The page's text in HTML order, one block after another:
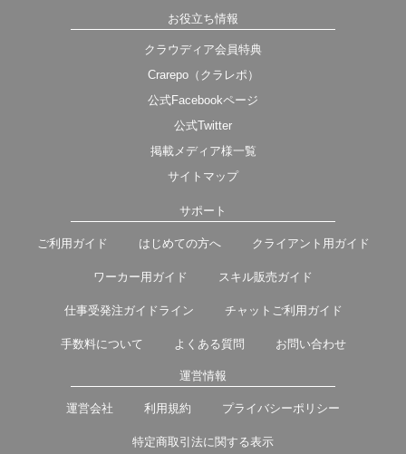
お役立ち情報
クラウディア会員特典
Crarepo（クラレポ）
公式Facebookページ
公式Twitter
掲載メディア様一覧
サイトマップ
サポート
ご利用ガイド はじめての方へ クライアント用ガイド
ワーカー用ガイド スキル販売ガイド
仕事受発注ガイドライン チャットご利用ガイド
手数料について よくある質問 お問い合わせ
運営情報
運営会社 利用規約 プライバシーポリシー
特定商取引法に関する表示